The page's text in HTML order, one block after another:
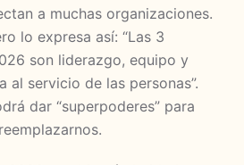
a muchas organizaciones.
lo expresa así: “Las 3
son liderazgo, equipo y
al servicio de las personas”.
dar “superpoderes” para